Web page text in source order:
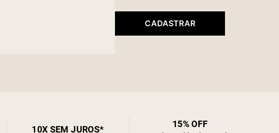
CADASTRAR
10X SEM JUROS* 15% OFF